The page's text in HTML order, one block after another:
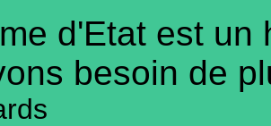
d'Etat est
besoin de